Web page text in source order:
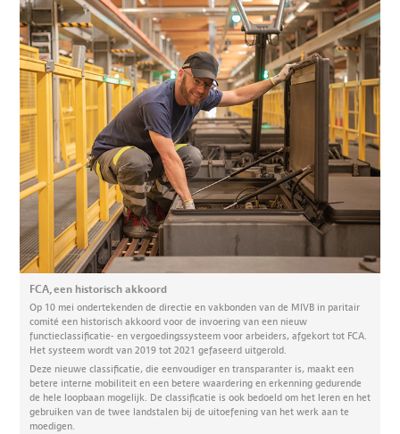
FCA, een historisch akkoord
Op 10 mei ondertekenden de directie en vakbonden van de MIVB in paritair
comité een historisch akkoord voor de invoering van een nieuw
functieclassificatie- en vergoedingssysteem voor arbeiders, afgekort tot FCA.
Het systeem wordt van 2019 tot 2021 gefaseerd uitgerold.
Deze nieuwe classificatie, die eenvoudiger en transparanter is, maakt een
betere interne mobiliteit en een betere waardering en erkenning gedurende
de hele loopbaan mogelijk. De classificatie is ook bedoeld om het leren en het
gebruiken van de twee landstalen bij de uitoefening van het werk aan te
moedigen.